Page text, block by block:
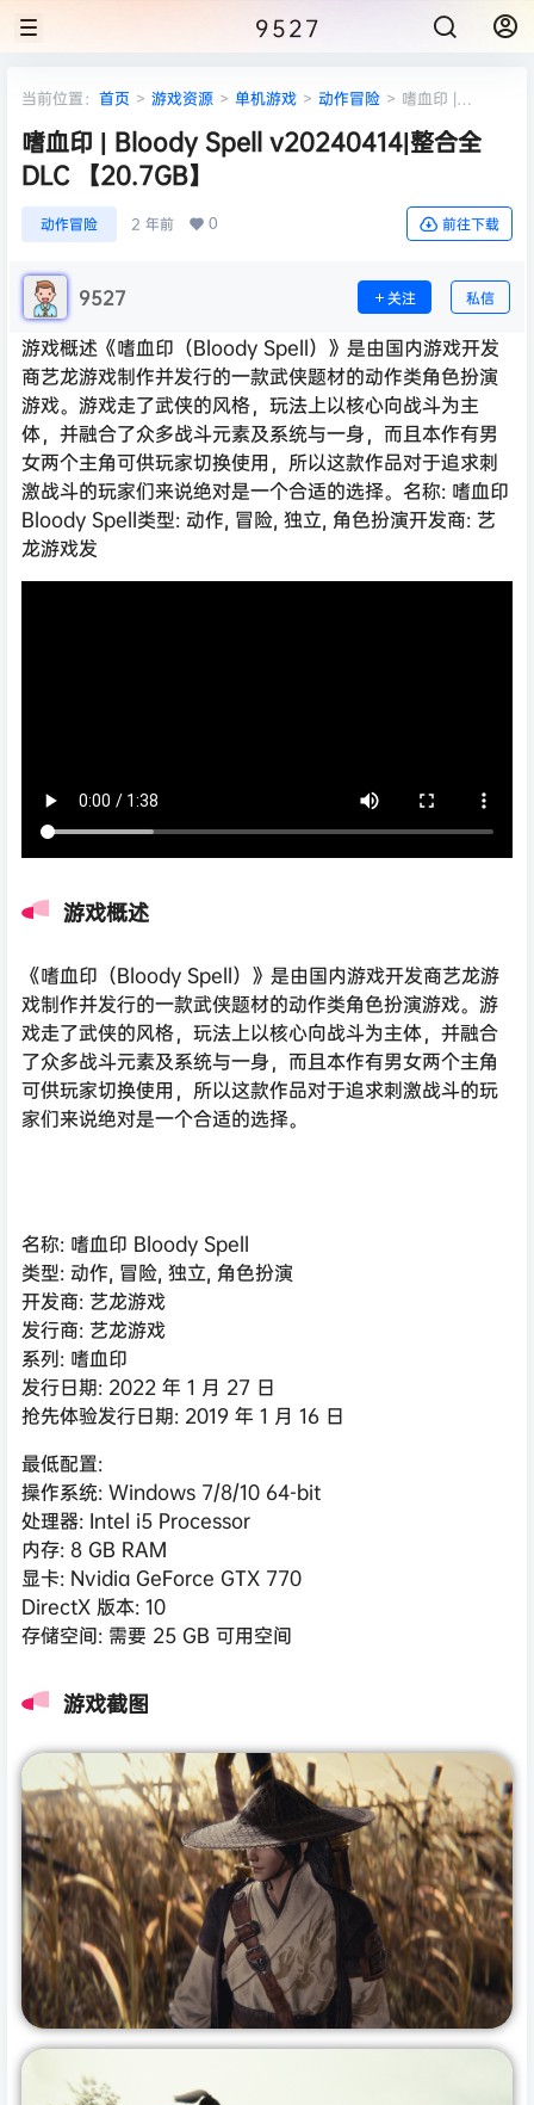
9527
当前位置： 首页 > 游戏资源 > 单机游戏 > 动作冒险 > 嗜血印 |
嗜血印 | Bloody Spell v20240414|整合全
DLC 【20.7GB】
动作冒险 2 年前 0 前往下载
9527 关注 私信
游戏概述《嗜血印（Bloody Spell）》是由国内游戏开发
商艺龙游戏制作并发行的一款武侠题材的动作类角色扮演
游戏。游戏走了武侠的风格，玩法上以核心向战斗为主
体，并融合了众多战斗元素及系统与一身，而且本作有男
女两个主角可供玩家切换使用，所以这款作品对于追求刺
激战斗的玩家们来说绝对是一个合适的选择。名称: 嗜血印
Bloody Spell类型: 动作, 冒险, 独立, 角色扮演开发商: 艺
龙游戏发
游戏概述
《嗜血印（Bloody Spell）》是由国内游戏开发商艺龙游
戏制作并发行的一款武侠题材的动作类角色扮演游戏。游
戏走了武侠的风格，玩法上以核心向战斗为主体，并融合
了众多战斗元素及系统与一身，而且本作有男女两个主角
可供玩家切换使用，所以这款作品对于追求刺激战斗的玩
家们来说绝对是一个合适的选择。
名称: 嗜血印 Bloody Spell
类型: 动作, 冒险, 独立, 角色扮演
开发商: 艺龙游戏
发行商: 艺龙游戏
系列: 嗜血印
发行日期: 2022 年 1 月 27 日
抢先体验发行日期: 2019 年 1 月 16 日
最低配置:
操作系统: Windows 7/8/10 64-bit
处理器: Intel i5 Processor
内存: 8 GB RAM
显卡: Nvidia GeForce GTX 770
DirectX 版本: 10
存储空间: 需要 25 GB 可用空间
游戏截图